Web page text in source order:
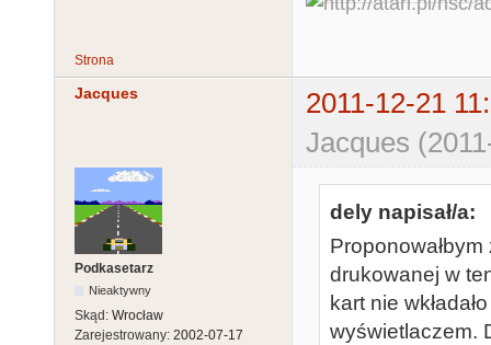
Strona
Jacques
2011-12-21
Jacques
Podkasetarz
Nieaktywny
Skąd: Wrocław
Zarejestrowany: 2002-07-17
dely napisał/a:
drukowanej w
kart nie
wyświetlaczem.